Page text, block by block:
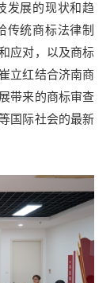
发展的现状和趋
传统商标法律制
应对，以及商标
立红结合济南商
带来的商标审查
国际社会的最新